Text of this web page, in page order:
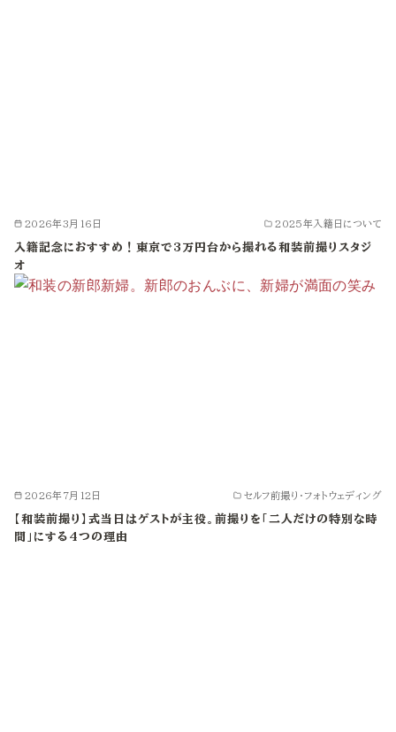
2026年3月16日 2025年入籍日について
入籍記念におすすめ！東京で3万円台から撮れる和装前撮りスタジ
オ
2026年7月12日 セルフ前撮り・フォトウェディング
【和装前撮り】式当日はゲストが主役。前撮りを「二人だけの特別な時
間」にする4つの理由